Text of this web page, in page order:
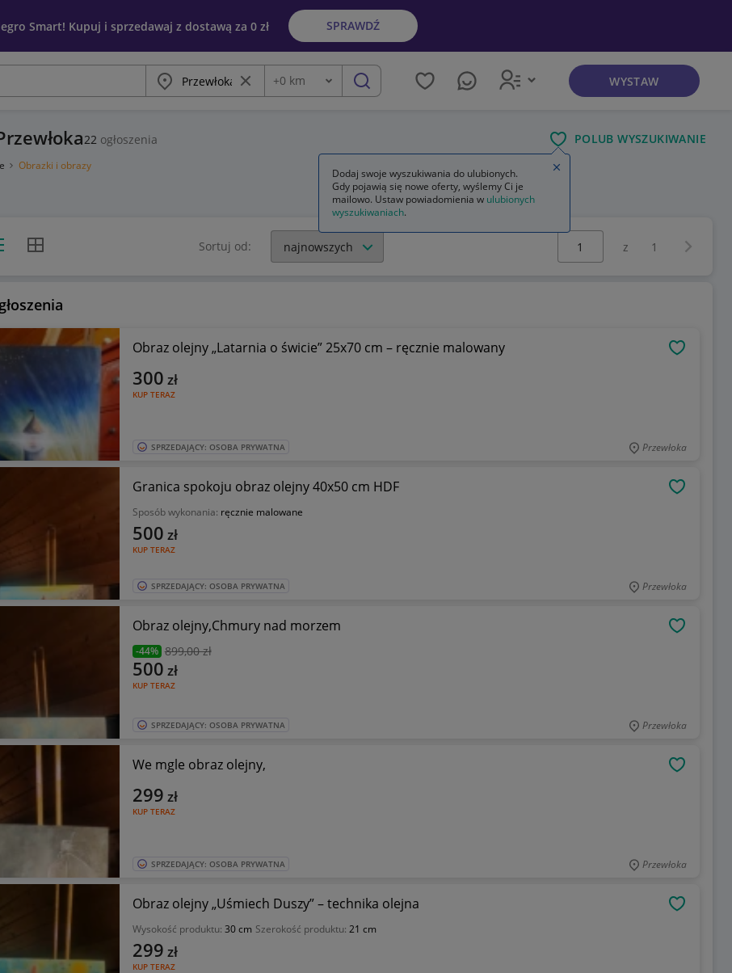
Smart! Kupuj i sprzedawaj z dostawą za 0 zł SPRAWDŹ
Miasto Wyczyść frazę
Odległość
+0 km szukaj WYSTAW
22 ogłoszenia POLUB WYSZUKIWANIE
Obrazki i obrazy
listy
Widok siatki Sortuj od:
Wybierz stronę:
z 1
Obraz olejny „Latarnia o świcie” 25x70 cm – ręcznie malowany
KUP TERAZ
300 zł
SPRZEDAJĄCY: OSOBA PRYWATNA Przewłoka
Granica spokoju obraz olejny 40x50 cm HDF
Sposób wykonania: ręcznie malowane
KUP TERAZ
500 zł
SPRZEDAJĄCY: OSOBA PRYWATNA Przewłoka
Obraz olejny,Chmury nad morzem
-44% 899,00 zł
KUP TERAZ
500 zł
SPRZEDAJĄCY: OSOBA PRYWATNA Przewłoka
We mgle obraz olejny,
KUP TERAZ
299 zł
SPRZEDAJĄCY: OSOBA PRYWATNA Przewłoka
Obraz olejny „Uśmiech Duszy” – technika olejna
Wysokość produktu: 30 cm Szerokość produktu: 21 cm
KUP TERAZ
299 zł
Dodaj swoje wyszukiwania do ulubionych.
Gdy pojawią się nowe oferty, wyślemy Ci je
mailowo. Ustaw powiadomienia w ulubionych
wyszukiwaniach.
Zamknij wskazówkę